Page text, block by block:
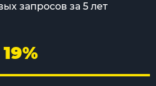
запросов за 5 лет
19%